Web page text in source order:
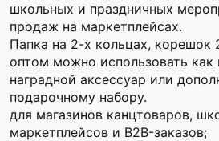
школьных и праздничных
продаж на маркетплейсах.
Папка на 2-х кольцах, корешок
оптом можно использовать как
наградной аксессуар или
подарочному набору.
для магазинов канцтоваров,
маркетплейсов и B2B-заказов;